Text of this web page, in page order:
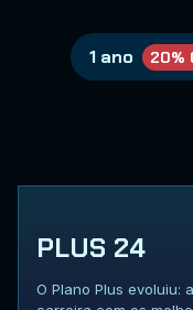
1 ano 20%
PLUS 24
O Plano Plus evoluiu: